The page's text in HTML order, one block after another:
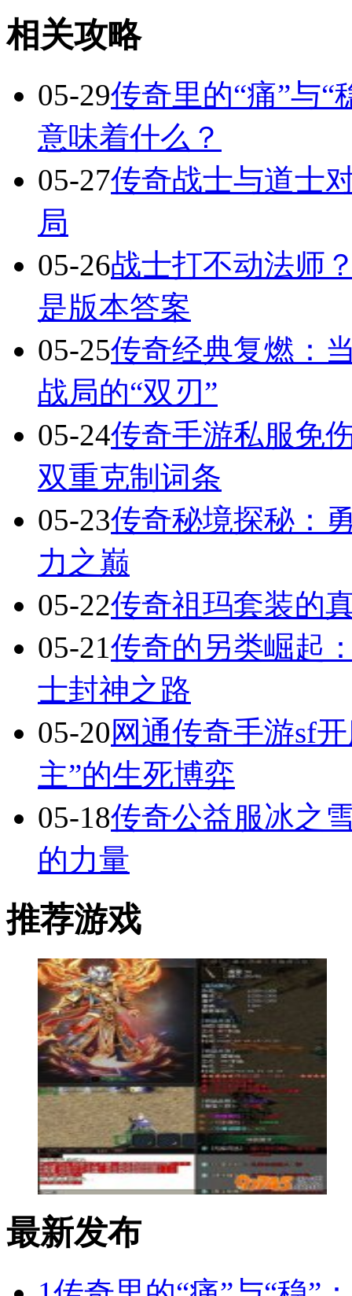
相关攻略
05-29传奇里的“痛”与“
意味着什么？
05-27传奇战士与道士
局
05-26战士打不动法师
是版本答案
05-25传奇经典复燃：
战局的“双刃”
05-24传奇手游私服免
双重克制词条
05-23传奇秘境探秘：
力之巅
05-22传奇祖玛套装的
05-21传奇的另类崛起
士封神之路
05-20网通传奇手游sf
主”的生死博弈
05-18传奇公益服冰之
的力量
推荐游戏
最新发布